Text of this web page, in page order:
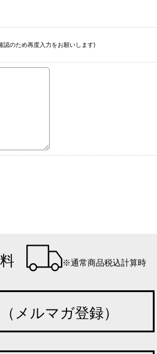
認のため再度入力をお願いします)
※通常商品税込計算時
メルマガ登録）